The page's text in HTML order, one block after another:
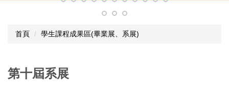
首頁 學生課程成果區(畢業展、系展)
第十屆系展